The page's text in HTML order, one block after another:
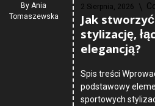
By Ania
Tomaszewska
2 Sierpnia, 2026
Jak
stylizację,
elegancją?
Spis treści
podstawowy
sportowych